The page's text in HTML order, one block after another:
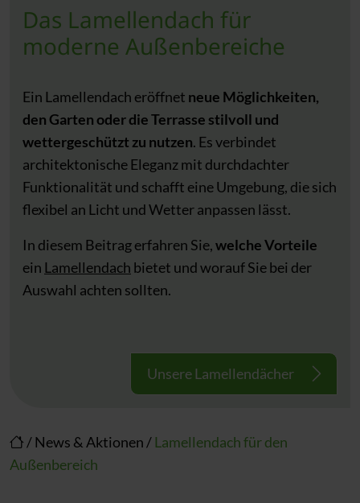
/News & Aktionen / Lamellendach für den
Außenbereich
Das Lamellendach für
moderne Außenbereiche
Ein Lamellendach eröffnet neue Möglichkeiten,
den Garten oder die Terrasse stilvoll und
wettergeschützt zu nutzen. Es verbindet
architektonische Eleganz mit durchdachter
Funktionalität und schafft eine Umgebung, die sich
flexibel an Licht und Wetter anpassen lässt.
In diesem Beitrag erfahren Sie,welche Vorteile
ein Lamellendach bietet und worauf Sie bei der
Auswahl achten sollten.
Unsere Lamellendächer